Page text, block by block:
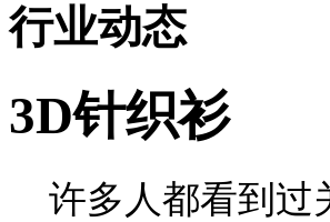
行业动态
3D针织衫
许多人都看到过